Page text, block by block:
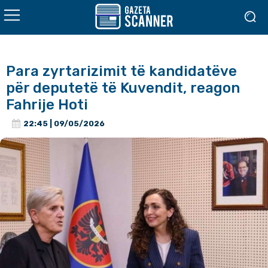
Para zyrtarizimit të kandidatëve
për deputetë të Kuvendit, reagon
Fahrije Hoti
22:45 | 09/05/2026